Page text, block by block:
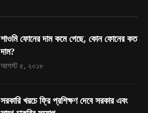
শাওমি ফোনের দাম কমে গেছে, কোন ফোনের কত
দাম?
আগস্ট ৫, ২০১৮
সরকারি খরচে ফ্রি প্রশিক্ষণ দেবে সরকার এবং